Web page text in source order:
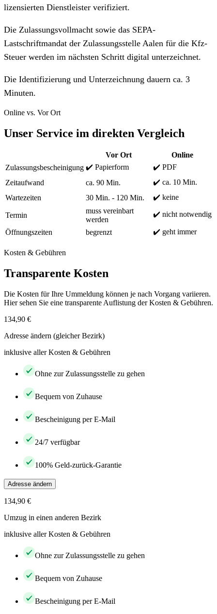
lizensierten Dienstleister verifiziert.
Die Zulassungsvollmacht sowie das SEPA-
Lastschriftmandat der Zulassungsstelle Aalen für die Kfz-
Steuer werden im nächsten Schritt digital unterzeichnet.
Die Identifizierung und Unterzeichnung dauern ca. 3
Minuten.
Online vs. Vor Ort
Unser Service im direkten Vergleich
Vor Ort
Online
Zulassungsbescheinigung ✔️ Papierform
✔️ PDF
Zeitaufwand
ca. 90 Min.
✔️ ca. 10 Min.
Wartezeiten
30 Min. - 120 Min. ✔️ keine
Termin
muss vereinbart
werden
✔️ nicht notwendig
Öffnungszeiten begrenzt ✔️ geht immer
Kosten & Gebühren
Transparente Kosten
Die Kosten für Ihre Ummeldung können je nach Vorgang variieren.
Hier sehen Sie eine transparente Auflistung der Kosten & Gebühren.
134,90 €
Adresse ändern (gleicher Bezirk)
inklusive aller Kosten & Gebühren
Ohne zur Zulassungsstelle zu gehen
Bequem von Zuhause
Bescheinigung per E-Mail
24/7 verfügbar
100% Geld-zurück-Garantie
Adresse ändern
134,90 €
Umzug in einen anderen Bezirk
inklusive aller Kosten & Gebühren
Ohne zur Zulassungsstelle zu gehen
Bequem von Zuhause
Bescheinigung per E-Mail